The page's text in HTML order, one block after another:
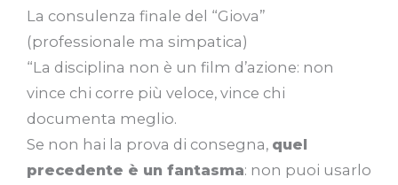
La consulenza finale del “Giova”
(professionale ma simpatica)
“La disciplina non è un film d’azione: non
vince chi corre più veloce, vince chi
documenta meglio.
Se non hai la prova di consegna, quel
precedente è un fantasma: non puoi usarlo